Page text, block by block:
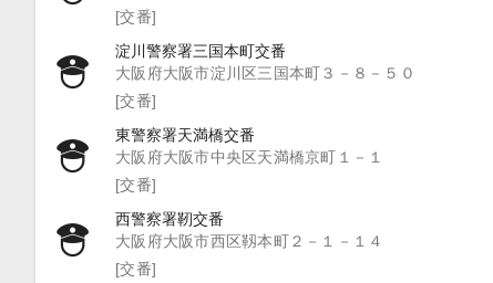
[交番]
淀川警察署三国本町交番
大阪府大阪市淀川区三国本町３－８－５０
[交番]
東警察署天満橋交番
大阪府大阪市中央区天満橋京町１－１
[交番]
西警察署靭交番
大阪府大阪市西区靱本町２－１－１４
[交番]